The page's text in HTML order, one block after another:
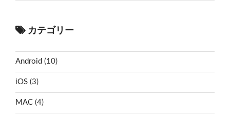
カテゴリー
Android (10)
iOS (3)
MAC (4)